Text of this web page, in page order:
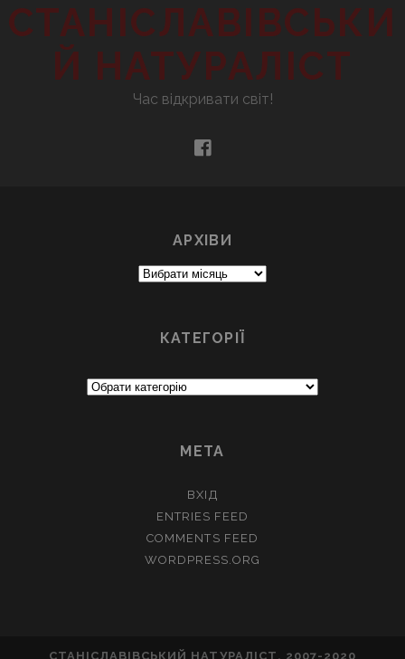
СТАНІСЛАВІВСЬКИ
Й НАТУРАЛІСТ
Час відкривати світ!
facebook
АРХІВИ
Архіви
КАТЕГОРІЇ
МЕТА
ВХІД
ENTRIES FEED
COMMENTS FEED
WORDPRESS.ORG
СТАНІСЛАВІВСЬКИЙ НАТУРАЛІСТ, 2007-2020